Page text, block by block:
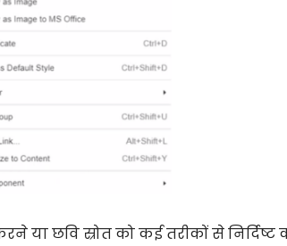
या छवि स्रोत को कई तरीकों से